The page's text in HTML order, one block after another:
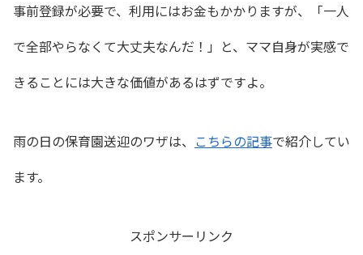
事前登録が必要で、利用にはお金もかかりますが、「一人
で全部やらなくて大丈夫なんだ！」と、ママ自身が実感で
きることには大きな価値があるはずですよ。
雨の日の保育園送迎のワザは、 こちらの記事で紹介してい
ます。
スポンサーリンク